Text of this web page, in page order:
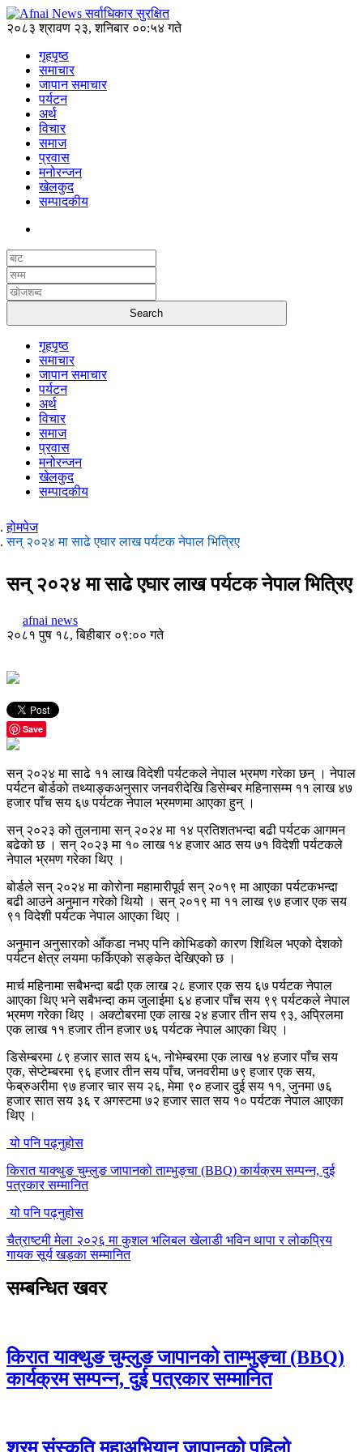
२०८३ श्रावण २३, शनिबार ००:५४ गते
गृहपृष्ठ
समाचार
जापान समाचार
पर्यटन
अर्थ
विचार
समाज
प्रवास
मनोरन्जन
खेलकुद
सम्पादकीय
गृहपृष्ठ
समाचार
जापान समाचार
पर्यटन
अर्थ
विचार
समाज
प्रवास
मनोरन्जन
खेलकुद
सम्पादकीय
होमपेज
सन् २०२४ मा साढे एघार लाख पर्यटक नेपाल भित्रिए
सन् २०२४ मा साढे एघार लाख पर्यटक नेपाल भित्रिए
afnai news
२०८१ पुष १८, बिहीबार ०९:०० गते
Save
सन् २०२४ मा साढे ११ लाख विदेशी पर्यटकले नेपाल भ्रमण गरेका छन् । नेपाल
पर्यटन बोर्डको तथ्याङ्कअनुसार जनवरीदेखि डिसेम्बर महिनासम्म ११ लाख ४७
हजार पाँच सय ६७ पर्यटक नेपाल भ्रमणमा आएका हुन् ।
सन् २०२३ को तुलनामा सन् २०२४ मा १४ प्रतिशतभन्दा बढी पर्यटक आगमन
बढेको छ । सन् २०२३ मा १० लाख १४ हजार आठ सय ७१ विदेशी पर्यटकले
नेपाल भ्रमण गरेका थिए ।
बोर्डले सन् २०२४ मा कोरोना महामारीपूर्व सन् २०१९ मा आएका पर्यटकभन्दा
बढी आउने अनुमान गरेको थियो । सन् २०१९ मा ११ लाख ९७ हजार एक सय
९१ विदेशी पर्यटक नेपाल आएका थिए ।
अनुमान अनुसारको आँकडा नभए पनि कोभिडको कारण शिथिल भएको देशको
पर्यटन क्षेत्र लयमा फर्किएको सङ्केत देखिएको छ ।
मार्च महिनामा सबैभन्दा बढी एक लाख २८ हजार एक सय ६७ पर्यटक नेपाल
आएका थिए भने सबैभन्दा कम जुलाईमा ६४ हजार पाँच सय ९९ पर्यटकले नेपाल
भ्रमण गरेका थिए । अक्टोबरमा एक लाख २४ हजार तीन सय ९३, अप्रिलमा
एक लाख ११ हजार तीन हजार ७६ पर्यटक नेपाल आएका थिए ।
डिसेम्बरमा ८९ हजार सात सय ६५, नोभेम्बरमा एक लाख १४ हजार पाँच सय
एक, सेप्टेम्बरमा ९६ हजार तीन सय पाँच, जनवरीमा ७९ हजार एक सय,
फेब्रुअरीमा ९७ हजार चार सय २६, मेमा ९० हजार दुई सय ११, जुनमा ७६
हजार सात सय ३६ र अगस्टमा ७२ हजार सात सय १० पर्यटक नेपाल आएका
थिए ।
यो पनि पढ्नुहोस
किरात याक्थुङ चुम्लुङ जापानको ताम्भुङ्चा (BBQ) कार्यक्रम सम्पन्न, दुई
पत्रकार सम्मानित
यो पनि पढ्नुहोस
चैत्राष्टमी मेला २०२६ मा कुशल भलिबल खेलाडी भविन थापा र लोकप्रिय
गायक सूर्य खड्का सम्मानित
सम्बन्धित खवर
किरात याक्थुङ चुम्लुङ जापानको ताम्भुङ्चा (BBQ)
कार्यक्रम सम्पन्न, दुई पत्रकार सम्मानित